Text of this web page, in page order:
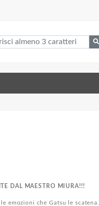
DAL MAESTRO MIURA!!!
emozioni che Gatsu le scatena.